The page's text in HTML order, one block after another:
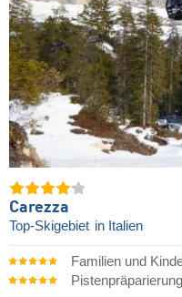
Carezza
Top-Skigebiet in Italien
Familien und
Pistenpräparierung